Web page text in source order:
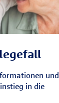
und
in die